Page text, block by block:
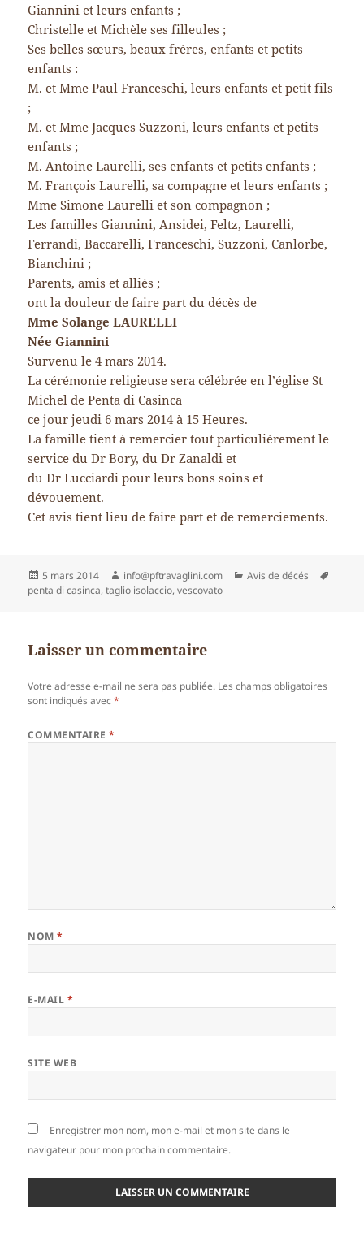
Giannini et leurs enfants ;
Christelle et Michèle ses filleules ;
Ses belles sœurs, beaux frères, enfants et petits
enfants :
M. et Mme Paul Franceschi, leurs enfants et petit fils
;
M. et Mme Jacques Suzzoni, leurs enfants et petits
enfants ;
M. Antoine Laurelli, ses enfants et petits enfants ;
M. François Laurelli, sa compagne et leurs enfants ;
Mme Simone Laurelli et son compagnon ;
Les familles Giannini, Ansidei, Feltz, Laurelli,
Ferrandi, Baccarelli, Franceschi, Suzzoni, Canlorbe,
Bianchini ;
Parents, amis et alliés ;
ont la douleur de faire part du décès de
Mme Solange LAURELLI
Née Giannini
Survenu le 4 mars 2014.
La cérémonie religieuse sera célébrée en l’église St
Michel de Penta di Casinca
ce jour jeudi 6 mars 2014 à 15 Heures.
La famille tient à remercier tout particulièrement le
service du Dr Bory, du Dr Zanaldi et
du Dr Lucciardi pour leurs bons soins et
dévouement.
Cet avis tient lieu de faire part et de remerciements.
Publié
le
5 mars 2014 Auteur
info@pftravaglini.com Catégories
Avis de décés
penta di casinca,taglio isolaccio,vescovato
Laisser un commentaire
Votre adresse e-mail ne sera pas publiée. Les champs obligatoires
sont indiqués avec*
COMMENTAIRE*
NOM*
E-MAIL *
SITE WEB
Enregistrer mon nom, mon e-mail et mon site dans le
navigateur pour mon prochain commentaire.